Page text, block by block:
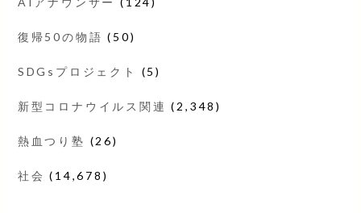
復帰50の物語 (50)
SDGsプロジェクト (5)
新型コロナウイルス関連 (2,348)
熱血つり塾 (26)
社会 (14,678)